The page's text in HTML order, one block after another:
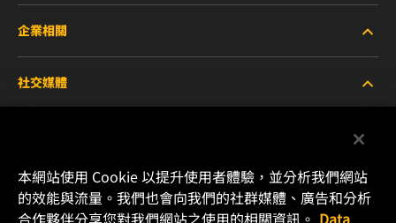
重型設備車輛
小客車與商用車
賽車產品
企業相關
關於WIX
聯絡我們
社交媒體
Instagram
本網站使用 Cookie 以提升使用者體驗，並分析我們網站
的效能與流量。我們也會向我們的社群媒體、廣告和分析
合作夥伴分享您對我們網站之使用的相關資訊。 Data